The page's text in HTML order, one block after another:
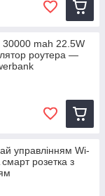
30000 mah 22.5W
роутера —
управлінням Wi-
розетка з